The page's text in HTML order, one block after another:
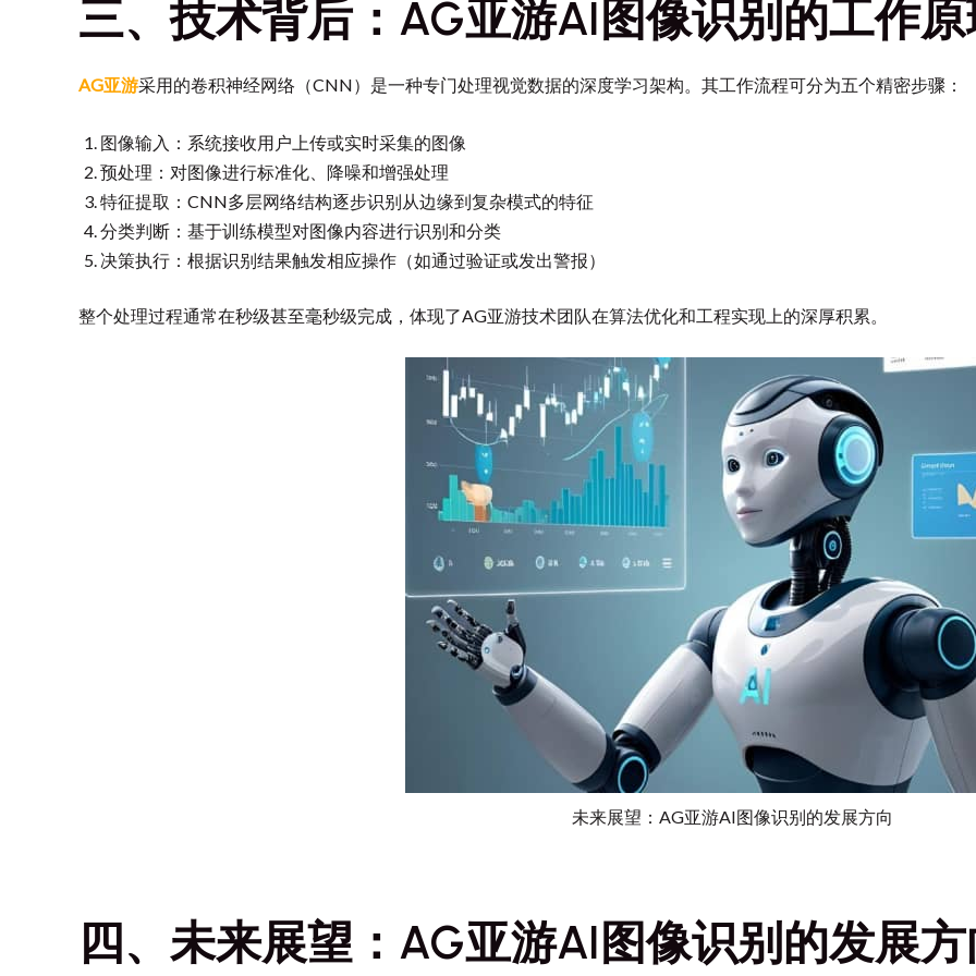
三、技术背后：AG亚游AI图像识别的工作
AG亚游采用的卷积神经网络（CNN）是一种专门处理视觉数据的深度学习架构。其工作流程可分为五个精密步骤：
图像输入：系统接收用户上传或实时采集的图像
预处理：对图像进行标准化、降噪和增强处理
特征提取：CNN多层网络结构逐步识别从边缘到复杂模式的特征
分类判断：基于训练模型对图像内容进行识别和分类
决策执行：根据识别结果触发相应操作（如通过验证或发出警报）
整个处理过程通常在秒级甚至毫秒级完成，体现了AG亚游技术团队在算法优化和工程实现上的深厚积累。
未来展望：AG亚游AI图像识别的发展方向
四、未来展望：AG亚游AI图像识别的发展